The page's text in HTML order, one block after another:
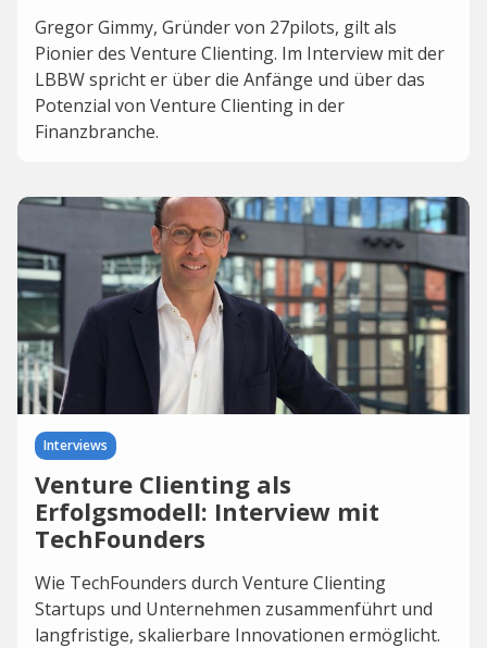
Gregor Gimmy, Gründer von 27pilots, gilt als
Pionier des Venture Clienting. Im Interview mit der
LBBW spricht er über die Anfänge und über das
Potenzial von Venture Clienting in der
Finanzbranche.
Interviews
Venture Clienting als
Erfolgsmodell: Interview mit
TechFounders
Wie TechFounders durch Venture Clienting
Startups und Unternehmen zusammenführt und
langfristige, skalierbare Innovationen ermöglicht.